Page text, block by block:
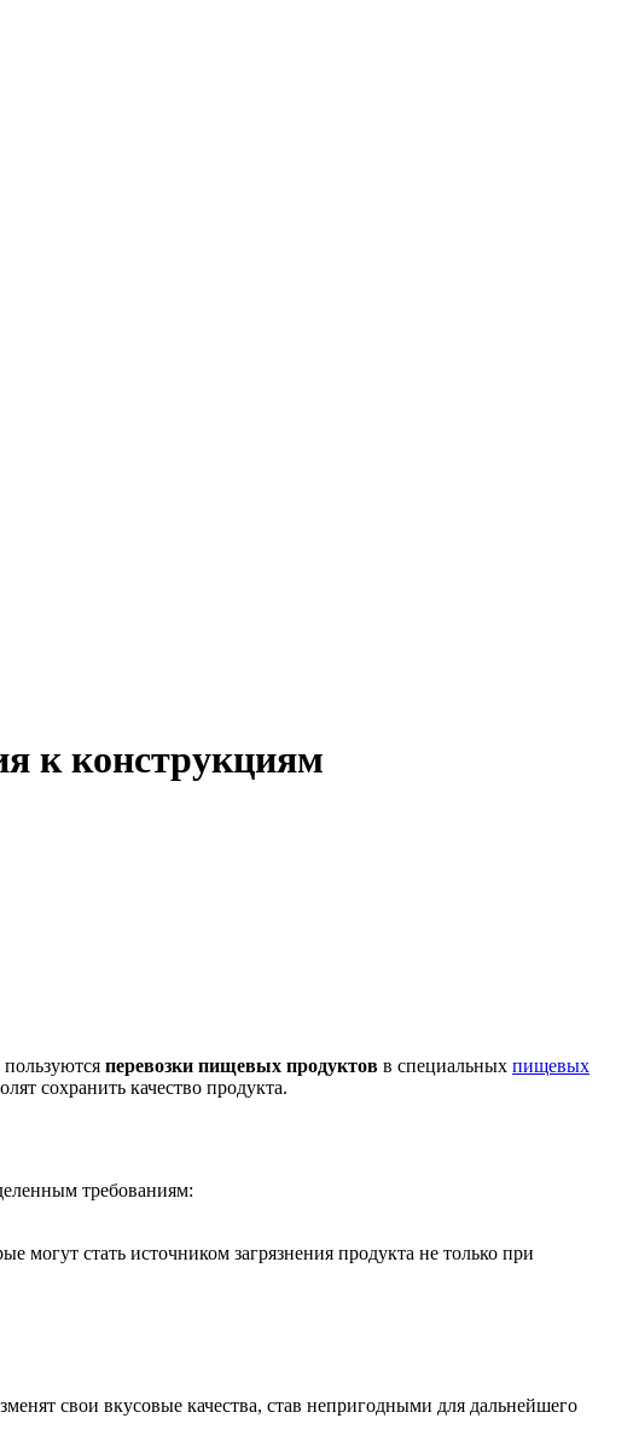
к конструкциям
перевозки пищевых продуктов в специальных пищевых
сохранить качество продукта.
требованиям:
могут стать источником загрязнения продукта не только при
свои вкусовые качества, став непригодными для дальнейшего